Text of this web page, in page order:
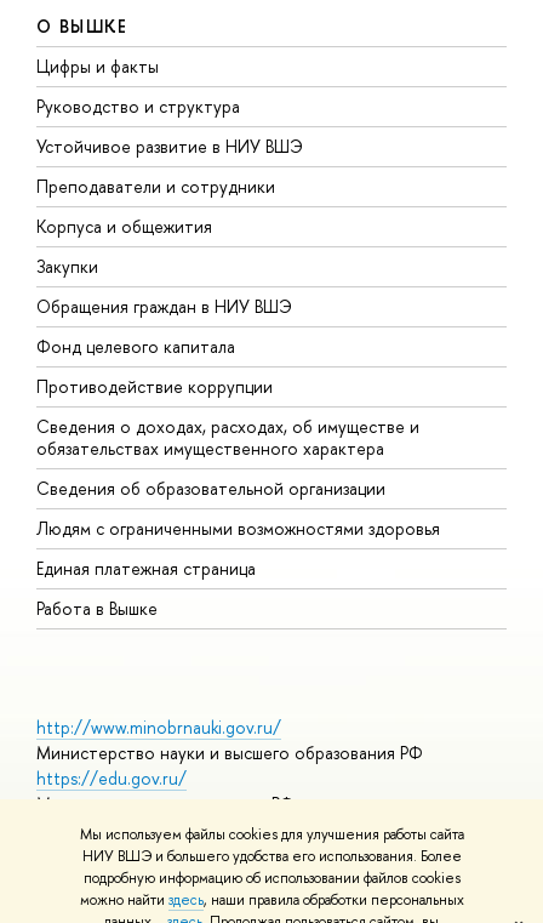
Мы используем файлы cookies для улучшения работы сайта
НИУ ВШЭ и большего удобства его использования. Более
подробную информацию об использовании файлов cookies
можно найти здесь, наши правила обработки персональных
О ВЫШКЕ
Цифры и факты
Руководство и структура
Устойчивое развитие в НИУ ВШЭ
Преподаватели и сотрудники
Корпуса и общежития
Закупки
Обращения граждан в НИУ ВШЭ
Фонд целевого капитала
Противодействие коррупции
Сведения о доходах, расходах, об имуществе и
обязательствах имущественного характера
Сведения об образовательной организации
Людям с ограниченными возможностями здоровья
Единая платежная страница
Работа в Вышке
http://www.minobrnauki.gov.ru/
Министерство науки и высшего образования РФ
https://edu.gov.ru/
Министерство просвещения РФ
https://elearning.hse.ru/mooc
Массовые открытые онлайн-курсы